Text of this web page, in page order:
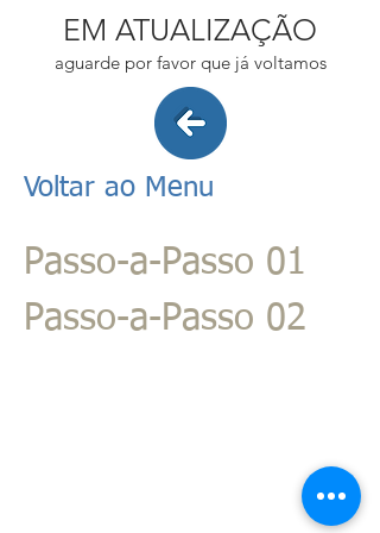
EM ATUALIZAÇÃO
aguarde por favor que já voltamos
Voltar ao Menu
Passo-a-Passo 01
Passo-a-Passo 02